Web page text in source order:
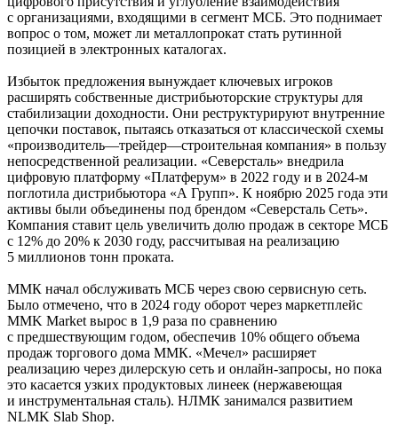
с организациями, входящими в сегмент МСБ. Это поднимает
вопрос о том, может ли металлопрокат стать рутинной
позицией в электронных каталогах.
Избыток предложения вынуждает ключевых игроков
расширять собственные дистрибьюторские структуры для
стабилизации доходности. Они реструктурируют внутренние
цепочки поставок, пытаясь отказаться от классической схемы
«производитель—трейдер—строительная компания» в пользу
непосредственной реализации. «Северсталь» внедрила
цифровую платформу «Платферум» в 2022 году и в 2024-м
поглотила дистрибьютора «А Групп». К ноябрю 2025 года эти
активы были объединены под брендом «Северсталь Сеть».
Компания ставит цель увеличить долю продаж в секторе МСБ
с 12% до 20% к 2030 году, рассчитывая на реализацию
5 миллионов тонн проката.
ММК начал обслуживать МСБ через свою сервисную сеть.
Было отмечено, что в 2024 году оборот через маркетплейс
MMK Market вырос в 1,9 раза по сравнению
с предшествующим годом, обеспечив 10% общего объема
продаж торгового дома ММК. «Мечел» расширяет
реализацию через дилерскую сеть и онлайн-запросы, но пока
это касается узких продуктовых линеек (нержавеющая
и инструментальная сталь). НЛМК занимался развитием
NLMK Slab Shop.